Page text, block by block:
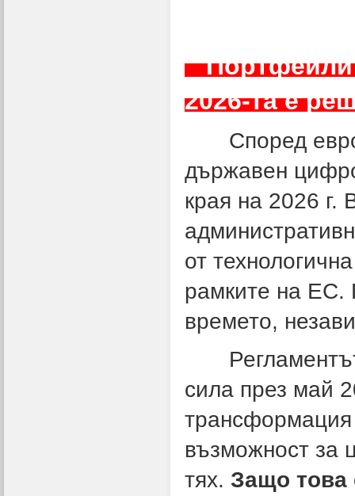
2026-та е
Според
държавен
края на 2026 г.
от
рамките на ЕС.
времето,
Регламентът
сила през май
трансформация
възможност за
тях. Защо